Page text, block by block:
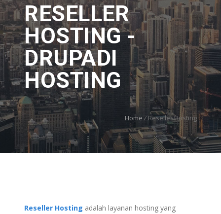
RESELLER
HOSTING -
DRUPADI
HOSTING
Home / Reseller Hosting
Reseller Hosting adalah layanan hosting yang